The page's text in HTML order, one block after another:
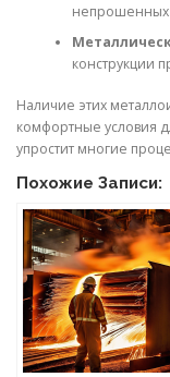
непрошенных
конструкции
Наличие этих
комфортные условия
упростит многие
Похожие Записи: